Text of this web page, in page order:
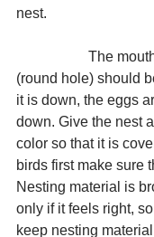
nest.
(round hole) should
it is down, the eggs
down. Give the nest
color so that it is
birds first make sure
Nesting material is
only if it feels right,
keep nesting